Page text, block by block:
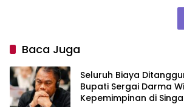
Baca Juga
Seluruh Biaya
Bupati Sergai Darma
Kepemimpinan di